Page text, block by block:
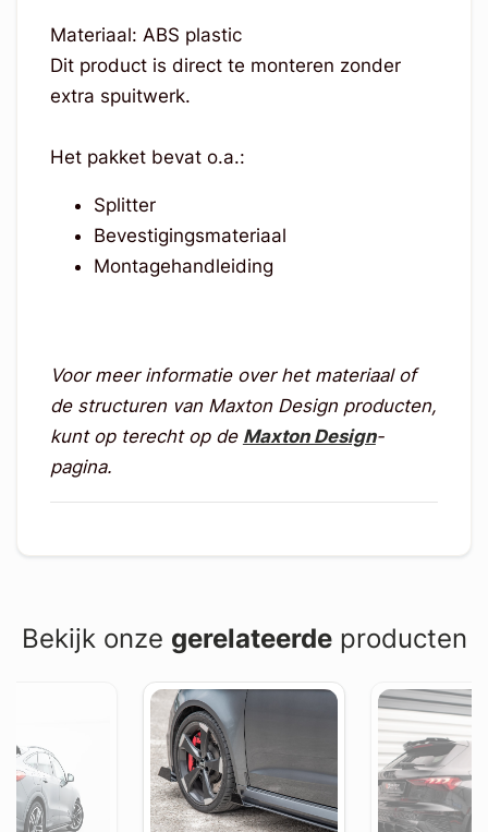
Materiaal: ABS plastic
Dit product is direct te monteren zonder
extra spuitwerk.
Het pakket bevat o.a.:
Splitter
Bevestigingsmateriaal
Montagehandleiding
Voor meer informatie over het materiaal of
de structuren van Maxton Design producten,
kunt op terecht op de Maxton Design-
pagina.
Bekijk onze gerelateerdeproducten